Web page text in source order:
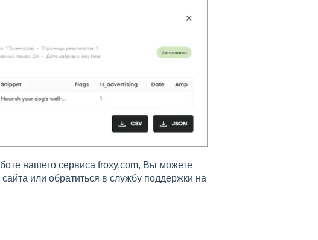
нашего сервиса froxy.com, Вы можете
или обратиться в службу поддержки на